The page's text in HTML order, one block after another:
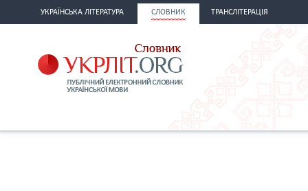
УКРАЇНСЬКА ЛІТЕРАТУРА СЛОВНИК ТРАНСЛІТЕРАЦІЯ